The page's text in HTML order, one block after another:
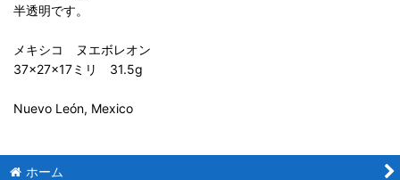
半透明です。
メキシコ ヌエボレオン
37×27×17ミリ 31.5g
Nuevo León, Mexico
ホーム